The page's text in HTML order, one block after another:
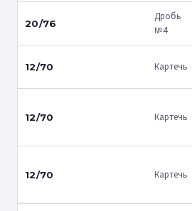
20/76
Дробь
№4
12/70 Картечь
12/70 Картечь
12/70 Картечь